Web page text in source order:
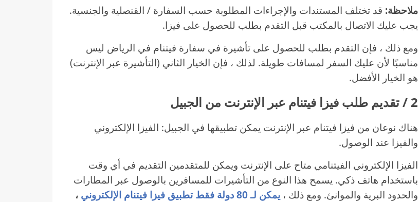
ملاحظة: قد تختلف المستندات والإجراءات المطلوبة حسب السفارة / القنصلية والجنسية.
يجب عليك الاتصال بالمكتب قبل التقدم بطلب للحصول على فيزا.
ومع ذلك ، فإن التقدم بطلب للحصول على تأشيرة في سفارة فيتنام في الرياض ليس
مناسبًا لأن عليك السفر لمسافات طويلة. لذلك ، فإن الخيار الثاني (التأشيرة عبر الإنترنت)
هو الخيار الأفضل.
2 / تقديم طلب فيزا فيتنام عبر الإنترنت من الجبيل
هناك نوعان من فيزا فيتنام عبر الإنترنت يمكن تطبيقها في الجبيل: الفيزا الإلكتروني
والفيزا عند الوصول.
الفيزا الإلكتروني الفيتنامي متاح على الإنترنت ويمكن للمتقدمين التقديم في أي وقت
باستخدام هاتف ذكي. يسمح هذا النوع من التأشيرات للمسافرين بالوصول عبر المطارات
والحدود البرية والموانئ. ومع ذلك ، يمكن لـ 80 دولة فقط تطبيق فيزا فيتنام الإلكتروني
،